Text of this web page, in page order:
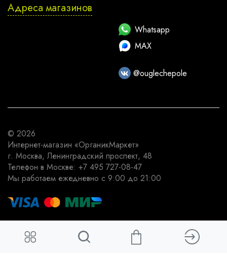
Адреса магазинов
Whatsapp
MAX
@ouglechepole
© 2026
Интернет-магазин «ОрганикМаркет»
г. Москва, Ленинградский проспект, 48
Телефон в Москве: +7 495 727-08-47
Мы работаем ежедневно с 9:00 до 21:00